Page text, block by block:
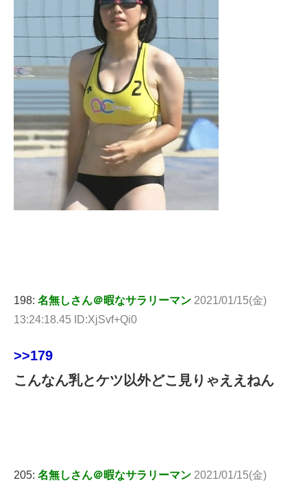
198: 名無しさん＠暇なサラリーマン 2021/01/15(金)
13:24:18.45 ID:XjSvf+Qi0
>>179
こんなん乳とケツ以外どこ見りゃええねん
205: 名無しさん＠暇なサラリーマン 2021/01/15(金)